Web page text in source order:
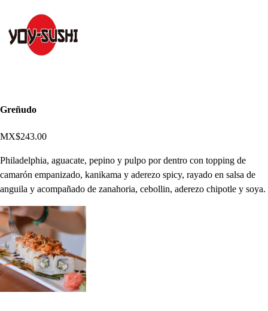
Greñudo
MX$243.00
Philadelphia, aguacate, pepino y pulpo por dentro con topping de
camarón empanizado, kanikama y aderezo spicy, rayado en salsa de
anguila y acompañado de zanahoria, cebollin, aderezo chipotle y soya.